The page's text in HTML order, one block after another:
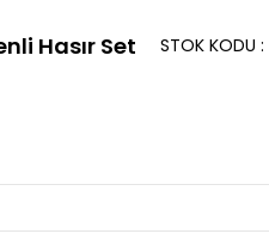
Hasır Set STOK KODU